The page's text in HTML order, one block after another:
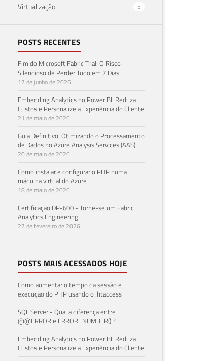
Virtualização 5
POSTS RECENTES
Fim do Microsoft Fabric Trial: O Risco
Silencioso de Perder Tudo em 7 Dias
17 de junho de 2026
Embedding Analytics no Power BI: Reduza
Custos e Personalize a Experiência do Cliente
21 de maio de 2026
Guia Definitivo: Otimizando o Processamento
de Dados no Azure Analysis Services (AAS)
20 de maio de 2026
Como instalar e configurar o PHP numa
máquina virtual do Azure
18 de maio de 2026
Certificação DP-600 - Torne-se um Fabric
Analytics Engineering
27 de fevereiro de 2026
POSTS MAIS ACESSADOS HOJE
Como aumentar o tempo da sessão e
execução do PHP usando o .htaccess
SQL Server - Qual a diferença entre
@@ERROR e ERROR_NUMBER() ?
Embedding Analytics no Power BI: Reduza
Custos e Personalize a Experiência do Cliente